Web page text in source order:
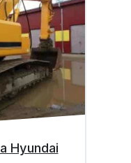
Hyundai